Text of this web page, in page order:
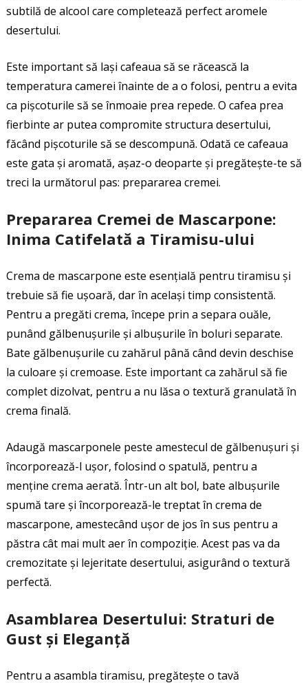
subtilă de alcool care completează perfect aromele
desertului.
Este important să lași cafeaua să se răcească la
temperatura camerei înainte de a o folosi, pentru a evita
ca pișcoturile să se înmoaie prea repede. O cafea prea
fierbinte ar putea compromite structura desertului,
făcând pișcoturile să se descompună. Odată ce cafeaua
este gata și aromată, așaz-o deoparte și pregătește-te să
treci la următorul pas: prepararea cremei.
Prepararea Cremei de Mascarpone:
Inima Catifelată a Tiramisu-ului
Crema de mascarpone este esențială pentru tiramisu și
trebuie să fie ușoară, dar în același timp consistentă.
Pentru a pregăti crema, începe prin a separa ouăle,
punând gălbenușurile și albușurile în boluri separate.
Bate gălbenușurile cu zahărul până când devin deschise
la culoare și cremoase. Este important ca zahărul să fie
complet dizolvat, pentru a nu lăsa o textură granulată în
crema finală.
Adaugă mascarponele peste amestecul de gălbenușuri și
încorporează-l ușor, folosind o spatulă, pentru a
menține crema aerată. Într-un alt bol, bate albușurile
spumă tare și încorporează-le treptat în crema de
mascarpone, amestecând ușor de jos în sus pentru a
păstra cât mai mult aer în compoziție. Acest pas va da
cremozitate și lejeritate desertului, asigurând o textură
perfectă.
Asamblarea Desertului: Straturi de
Gust și Eleganță
Pentru a asambla tiramisu, pregătește o tavă